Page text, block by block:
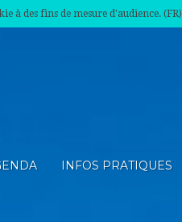
à des fins de mesure d'audience. (FR)
INFOS PRATIQUES